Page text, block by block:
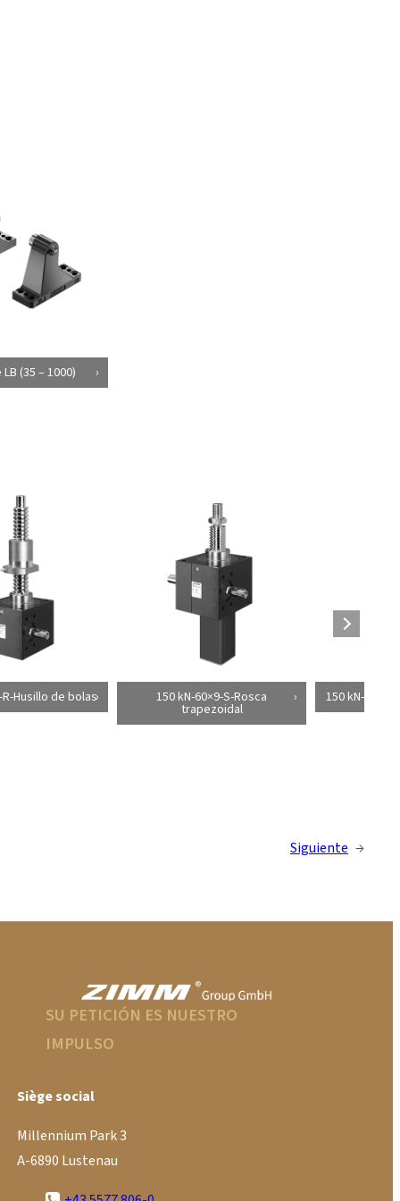
(35 – 1000)
R-Husillo de bolas 150 kN-60×9-S-Rosca
trapezoidal
150 kN-
Siguiente →
SU PETICIÓN ES NUESTRO
IMPULSO
Siège social
Millennium Park 3
A-6890 Lustenau